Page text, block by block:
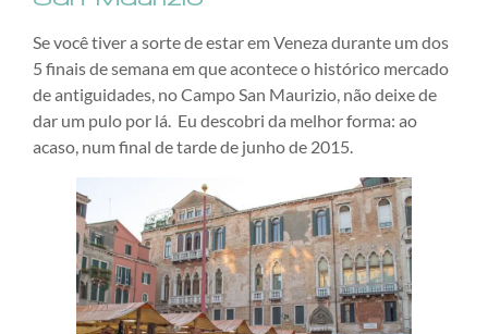
Se você tiver a sorte de estar em Veneza durante um dos
5 finais de semana em que acontece o histórico mercado
de antiguidades, no Campo San Maurizio, não deixe de
dar um pulo por lá. Eu descobri da melhor forma: ao
acaso, num final de tarde de junho de 2015.